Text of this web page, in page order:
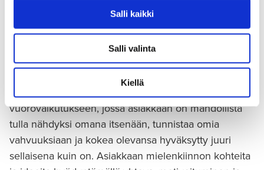
Salli kaikki
Salli valinta
Kiellä
oirekuva, kehosuhteen haasteita,
syömishäiriö, vaikeuksia itsesäätelyssä tai
itseilmaisussa, itsen rauhoittamisessa tai
turvallisuudentunteen kokemisessa.
Pyrin luontevaan ja yhdenvertaiseen
vuorovaikutukseen, jossa asiakkaan on mahdollista
tulla nähdyksi omana itsenään, tunnistaa omia
vahvuuksiaan ja kokea olevansa hyväksytty juuri
sellaisena kuin on. Asiakkaan mielenkiinnon kohteita